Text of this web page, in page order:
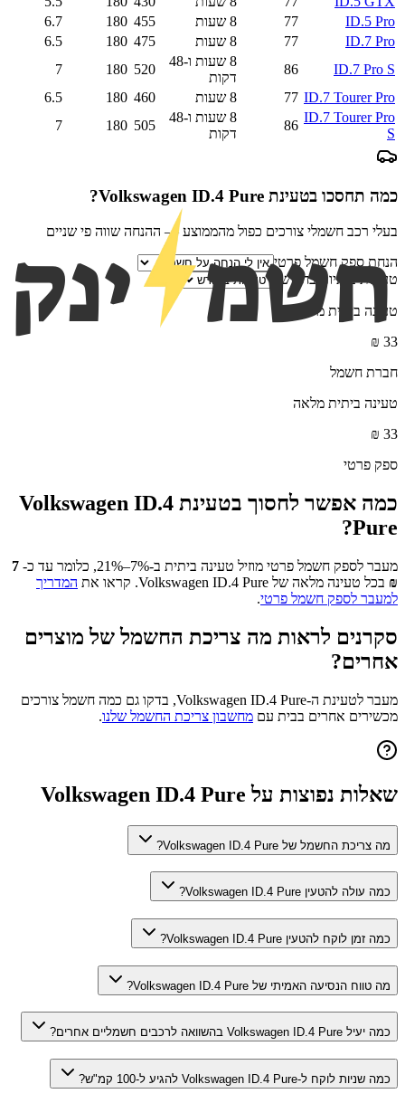
ID.5 Pro
77 8 שעות 455
180
6.7
ID.7 Pro
77 8 שעות 475
180
6.5
ID.7 Pro S
86
8 שעות ו-48
דקות
520
180
7
ID.7 Tourer Pro
77 8 שעות 460
180
6.5
ID.7 Tourer Pro
S
86
8 שעות ו-48
דקות
505
180
7
כמה תחסכו בטעינת Volkswagen ID.4 Pure
?
בעלי רכב חשמלי צורכים כפול מהממוצע — ההנחה שווה פי שניים
הנחת ספק חשמל פרטי
טעינות ביתיות בחודש
טעינה ביתית מלאה
33
₪
חברת חשמל
טעינה ביתית מלאה
33
₪
ספק פרטי
כמה אפשר לחסוך בטעינת Volkswagen ID.4
Pure
?
מעבר לספק חשמל פרטי מוזיל טעינה ביתית ב-7%–21%, כלומר עד כ-
7
₪ בכל טעינה מלאה של Volkswagen ID.4 Pure. קראו את המדריך
למעבר לספק חשמל פרטי.
סקרנים לראות מה צריכת החשמל של מוצרים
אחרים?
מעבר לטעינת ה-Volkswagen ID.4 Pure, בדקו גם כמה חשמל צורכים
מכשירים אחרים בבית עם מחשבון צריכת החשמל שלנו.
שאלות נפוצות על Volkswagen ID.4 Pure
מה צריכת החשמל של Volkswagen ID.4 Pure?
כמה עולה להטעין Volkswagen ID.4 Pure?
כמה זמן לוקח להטעין Volkswagen ID.4 Pure?
מה טווח הנסיעה האמיתי של Volkswagen ID.4 Pure?
כמה יעיל Volkswagen ID.4 Pure בהשוואה לרכבים חשמליים אחרים?
כמה שניות לוקח ל-Volkswagen ID.4 Pure להגיע ל-100 קמ"ש?